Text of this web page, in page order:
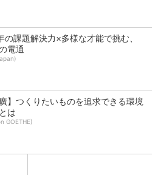
の課題解決力×多様な才能で挑む、
電通
廣】つくりたいものを追求できる環境
は
GOETHE)